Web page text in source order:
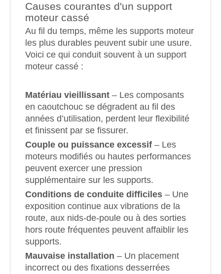
Causes courantes d'un support
moteur cassé
Au fil du temps, même les supports moteur
les plus durables peuvent subir une usure.
Voici ce qui conduit souvent à un support
moteur cassé :
Matériau vieillissant – Les composants
en caoutchouc se dégradent au fil des
années d’utilisation, perdent leur flexibilité
et finissent par se fissurer.
Couple ou puissance excessif – Les
moteurs modifiés ou hautes performances
peuvent exercer une pression
supplémentaire sur les supports.
Conditions de conduite difficiles – Une
exposition continue aux vibrations de la
route, aux nids-de-poule ou à des sorties
hors route fréquentes peuvent affaiblir les
supports.
Mauvaise installation – Un placement
incorrect ou des fixations desserrées